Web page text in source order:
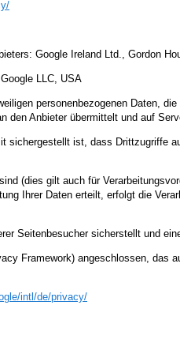
/
Google Ireland Ltd., Gordon
LLC, USA
personenbezogenen Daten,
den Anbieter übermittelt und auf
ist, dass Drittzugriffe
(dies gilt auch für
Ihrer Daten erteilt, erfolgt die
Seitenbesucher sicherstellt und
Framework) angeschlossen,
/intl/de/privacy/